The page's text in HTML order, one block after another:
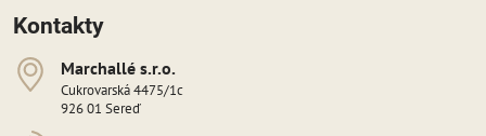
Kontakty
Marchallé s​​.r​​.o​​.
Cukrovarská 4475/1c
926 01 Sereď